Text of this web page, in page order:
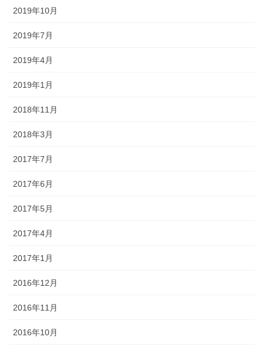
2019年10月
2019年7月
2019年4月
2019年1月
2018年11月
2018年3月
2017年7月
2017年6月
2017年5月
2017年4月
2017年1月
2016年12月
2016年11月
2016年10月